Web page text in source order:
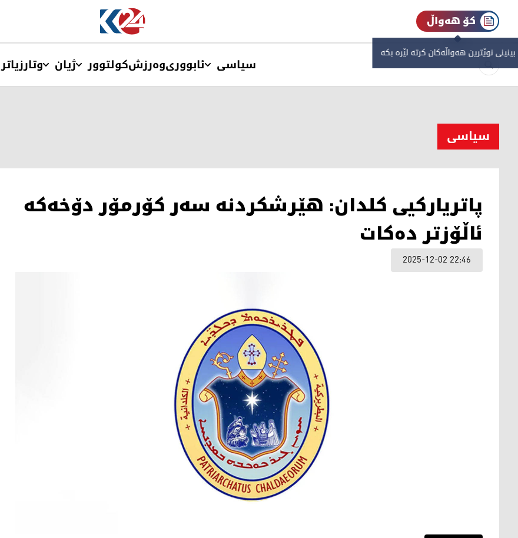
کۆ هەواڵ
نوێترین هەواڵەکان کرتە لێرە بکە
سیاسی ئابووریوەرزشکولتوور ژیان وتارزیاتر
سیاسی
پاتریارکیی کلدان: هێرشکردنە سەر کۆرمۆر دۆخەکە
ئاڵۆزتر دەکات
2025-12-02 22:46